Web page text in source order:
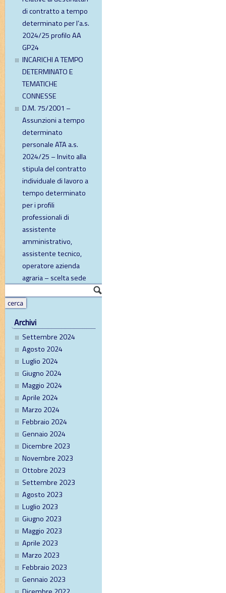
di contratto a tempo
determinato per l’a.s.
2024/25 profilo AA
GP24
INCARICHI A TEMPO
DETERMINATO E
TEMATICHE
CONNESSE
D.M. 75/2001 –
Assunzioni a tempo
determinato
personale ATA a.s.
2024/25 – Invito alla
stipula del contratto
individuale di lavoro a
tempo determinato
per i profili
professionali di
assistente
amministrativo,
assistente tecnico,
operatore azienda
agraria – scelta sede
Archivi
Settembre 2024
Agosto 2024
Luglio 2024
Giugno 2024
Maggio 2024
Aprile 2024
Marzo 2024
Febbraio 2024
Gennaio 2024
Dicembre 2023
Novembre 2023
Ottobre 2023
Settembre 2023
Agosto 2023
Luglio 2023
Giugno 2023
Maggio 2023
Aprile 2023
Marzo 2023
Febbraio 2023
Gennaio 2023